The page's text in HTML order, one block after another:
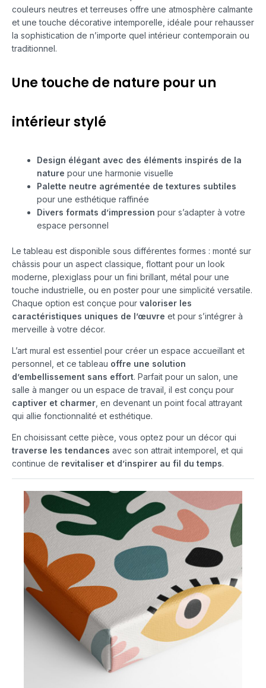
couleurs neutres et terreuses offre une atmosphère calmante
et une touche décorative intemporelle, idéale pour rehausser
la sophistication de n’importe quel intérieur contemporain ou
traditionnel.
Une touche de nature pour un
intérieur stylé
Design élégant avec des éléments inspirés de la
nature pour une harmonie visuelle
Palette neutre agrémentée de textures subtiles
pour une esthétique raffinée
Divers formats d’impression pour s’adapter à votre
espace personnel
Le tableau est disponible sous différentes formes : monté sur
châssis pour un aspect classique, flottant pour un look
moderne, plexiglass pour un fini brillant, métal pour une
touche industrielle, ou en poster pour une simplicité versatile.
Chaque option est conçue pour valoriser les
caractéristiques uniques de l’œuvre et pour s’intégrer à
merveille à votre décor.
L’art mural est essentiel pour créer un espace accueillant et
personnel, et ce tableau offre une solution
d’embellissement sans effort. Parfait pour un salon, une
salle à manger ou un espace de travail, il est conçu pour
captiver et charmer , en devenant un point focal attrayant
qui allie fonctionnalité et esthétique.
En choisissant cette pièce, vous optez pour un décor qui
traverse les tendances avec son attrait intemporel, et qui
continue de revitaliser et d’inspirer au fil du temps.